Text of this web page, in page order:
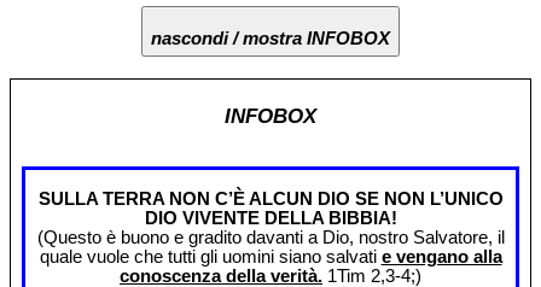
nascondi / mostra INFOBOX
INFOBOX
SULLA TERRA NON C’È ALCUN DIO SE NON L’UNICO
DIO VIVENTE DELLA BIBBIA!
(Questo è buono e gradito davanti a Dio, nostro Salvatore, il
quale vuole che tutti gli uomini siano salvati e vengano alla
conoscenza della verità. 1Tim 2,3-4;)